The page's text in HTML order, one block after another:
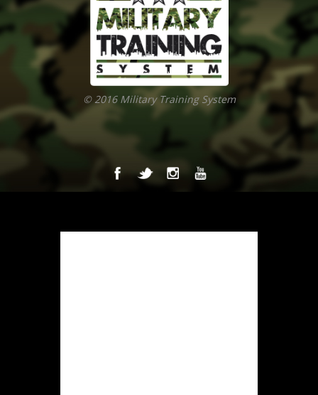
© 2016 Military Training System